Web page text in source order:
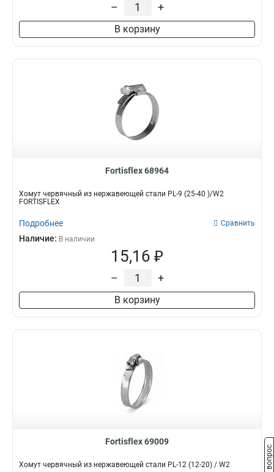
– +
В корзину
Fortisflex 68964
Хомут червячный из нержавеющей стали PL-9 (25-40 )/W2
FORTISFLEX
Подробнее Сравнить
Наличие: В наличии
15,16 ₽
– +
В корзину
Fortisflex 69009
Хомут червячный из нержавеющей стали PL-12 (12-20) / W2